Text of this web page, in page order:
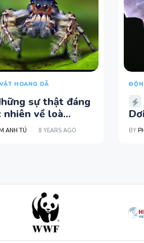
HOANG DÃ
sự thật đáng
nhiên về loà...
ANH TÚ 8 YEARS AGO BY